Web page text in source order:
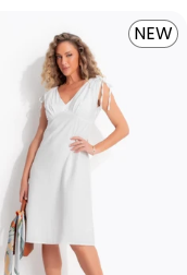
NEW